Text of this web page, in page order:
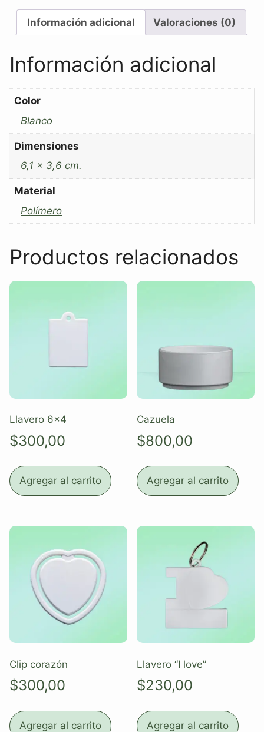
Información adicional Valoraciones (0)
Información adicional
Color
Blanco
Dimensiones
6,1 x 3,6 cm.
Material
Polímero
Productos relacionados
Llavero 6×4
$300,00
Agregar al carrito
Cazuela
$800,00
Agregar al carrito
Clip corazón
$300,00
Agregar al carrito
Llavero “I love”
$230,00
Agregar al carrito